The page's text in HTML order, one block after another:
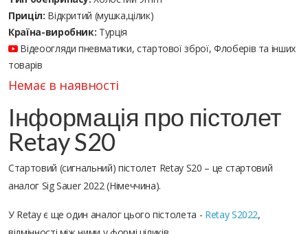
Приціл: Відкритий (мушка,цілик)
Країна-виробник: Турція
Відеоогляди пневматики, стартової зброї, Флоберів та інших
товарів
Немає в наявності
Інформація про пістолет
Retay S20
Стартовий (сигнальний) пістолет Retay S20 – це стартовий
аналог Sig Sauer 2022 (Німеччина).
У Retay є ще один аналог цього пістолета - Retay S2022,